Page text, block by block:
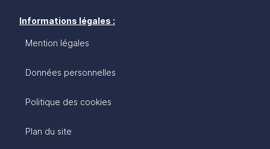
Informations légales :
Mention légales
Données personnelles
Politique des cookies
Plan du site